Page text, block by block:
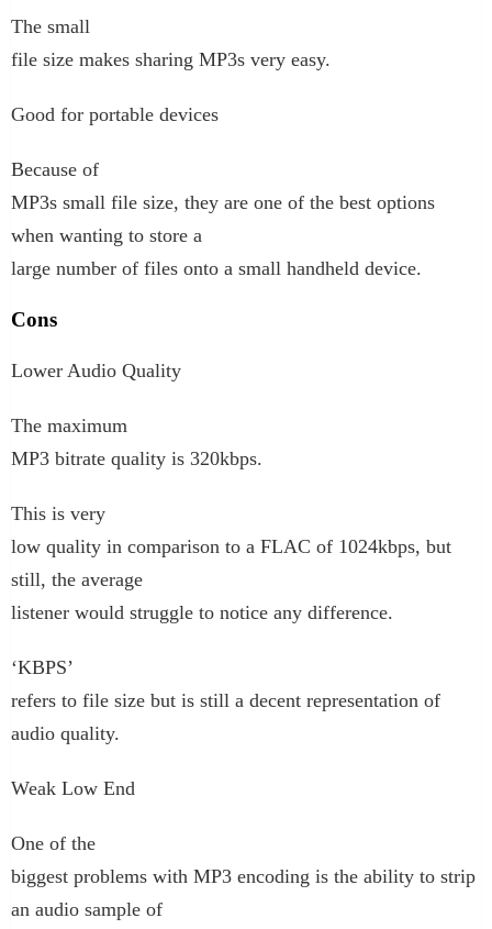
The small
file size makes sharing MP3s very easy.
Good for portable devices
Because of
MP3s small file size, they are one of the best options
when wanting to store a
large number of files onto a small handheld device.
Cons
Lower Audio Quality
The maximum
MP3 bitrate quality is 320kbps.
This is very
low quality in comparison to a FLAC of 1024kbps, but
still, the average
listener would struggle to notice any difference.
‘KBPS’
refers to file size but is still a decent representation of
audio quality.
Weak Low End
One of the
biggest problems with MP3 encoding is the ability to strip
an audio sample of